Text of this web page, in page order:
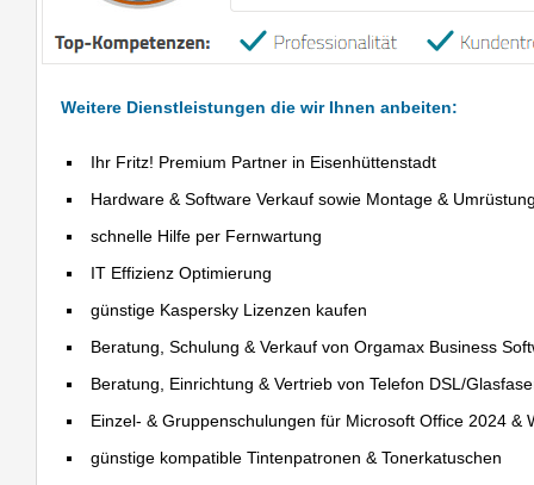
Weitere Dienstleistungen die wir Ihnen anbeiten:
Ihr Fritz! Premium Partner in Eisenhüttenstadt
Hardware & Software Verkauf sowie Montage &
schnelle Hilfe per Fernwartung
IT Effizienz Optimierung
günstige Kaspersky Lizenzen kaufen
Beratung, Schulung & Verkauf von Orgamax Business
Beratung, Einrichtung & Vertrieb von Telefon DSL/
Einzel- & Gruppenschulungen für Microsoft Office 2024 &
günstige kompatible Tintenpatronen & Tonerkatuschen